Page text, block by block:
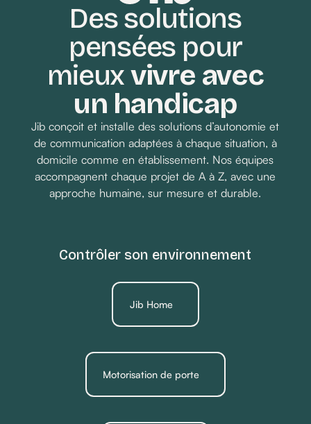
Des solutions
pensées pour
mieuxvivre avec
un handicap
Jib conçoit et installe des solutions d’autonomie et
de communication adaptées à chaque situation, à
domicile comme en établissement. Nos équipes
accompagnent chaque projet de A à Z, avec une
approche humaine, sur mesure et durable.
Contrôler son environnement
Jib Home
Motorisation de porte